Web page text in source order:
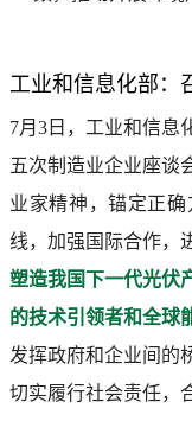
工业和信息化部：
7月3日，工业和信息
五次制造业企业座谈
业家精神，锚定正
线，加强国际合作，
塑造我国下一代光伏
的技术引领者和全球
发挥政府和企业间的
切实履行社会责任，